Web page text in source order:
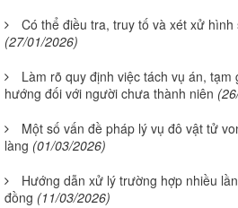
Có thể điều tra, truy tố và xét xử
(27/01/2026)
Làm rõ quy định việc tách vụ án, tạm
hướng đối với người chưa thành niên
Một số vấn đề pháp lý vụ đô vật tử
làng (01/03/2026)
Hướng dẫn xử lý trường hợp nhiều
đồng (11/03/2026)